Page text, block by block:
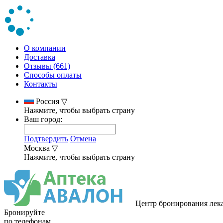
О компании
Доставка
Отзывы (661)
Способы оплаты
Контакты
Россия ▽
Нажмите, чтобы выбрать страну
Ваш город:
Подтвердить Отмена
Москва ▽
Нажмите, чтобы выбрать страну
Центр бронирования
Бронируйте
по телефонам